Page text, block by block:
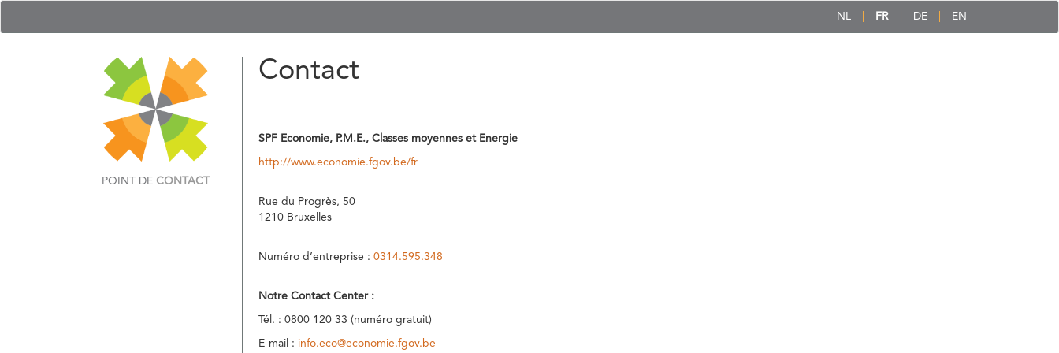
NL FR DE EN
POINT DE CONTACT
Contact
SPF Economie, P.M.E., Classes moyennes et Energie
http://www.economie.fgov.be/fr
Rue du Progrès, 50
1210 Bruxelles
Numéro d’entreprise : 0314.595.348
Notre Contact Center :
Tél. : 0800 120 33 (numéro gratuit)
E-mail : info.eco@economie.fgov.be